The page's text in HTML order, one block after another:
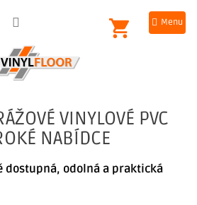
NÁKUPNÍ
KOŠÍK
VINYLOVÉ PVC
NABÍDCE
dostupná, odolná a praktická